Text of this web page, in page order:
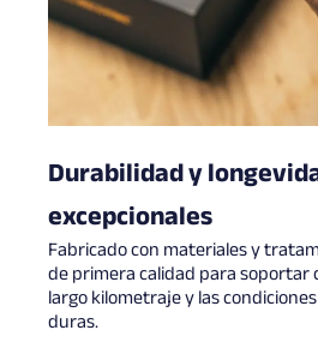
Durabilidad y
excepcionales
Fabricado con materiales y
de primera calidad para soportar
largo kilometraje y las
duras.